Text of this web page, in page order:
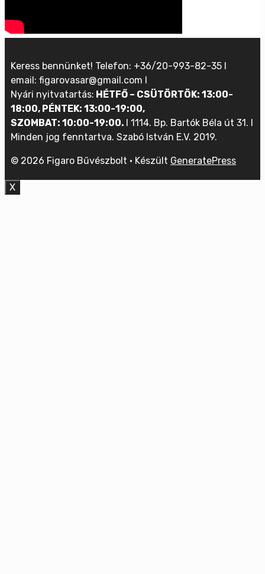
Keress bennünket! Telefon: +36/20-993-82-35 I
email: figarovasar@gmail.com I
Nyári nyitvatartás: HÉTFŐ – CSÜTÖRTÖK: 13:00-
18:00, PÉNTEK: 13:00-19:00,
SZOMBAT: 10:00-19:00.
I 1114. Bp. Bartók Béla út 31. I
Minden jog fenntartva. Szabó István E.V. 2019.
© 2026 Figaro Bűvészbolt • Készült GeneratePress
X